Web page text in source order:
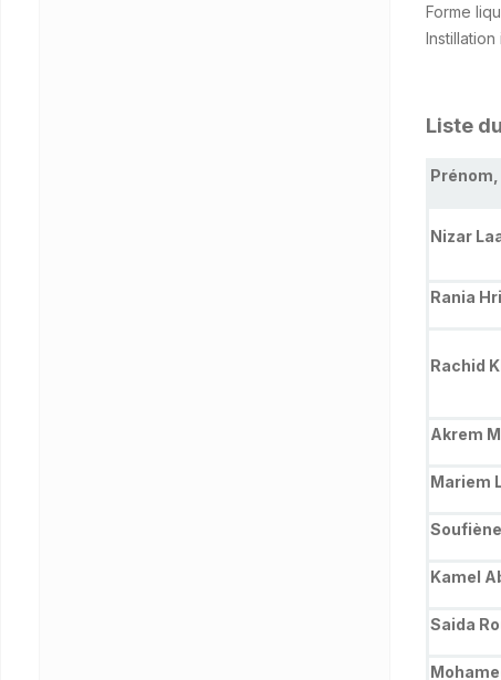
Forme
Liste
Prénom,
Nizar
Rania
Rachid
Akrem
Mariem
Kamel
Saida